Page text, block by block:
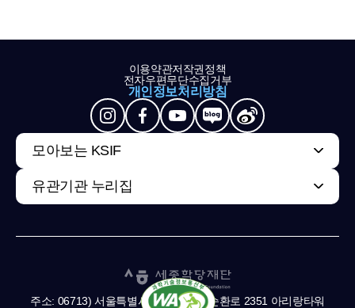
이용약관저작권정책
전자우편무단수집거부
개인정보처리방침
모아보는 KSIF
유관기관 누리집
주소: 06713) 서울특별시 서초구 남부순환로 2351 아리랑타워